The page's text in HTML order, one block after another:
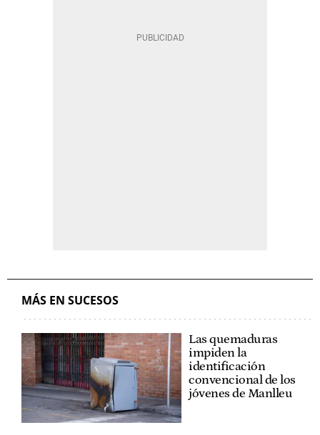
MÁS EN SUCESOS
Las quemaduras
impiden la
identificación
convencional de los
jóvenes de Manlleu